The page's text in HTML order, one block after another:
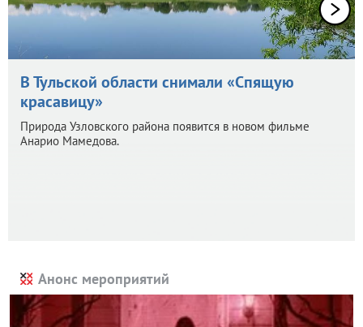
В Тульской области снимали «Спящую
красавицу»
Природа Узловского района появится в новом фильме
Анарио Мамедова.
Анонс мероприятий